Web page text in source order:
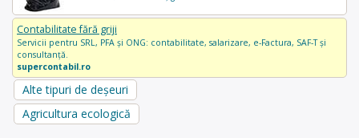
Contabilitate fără griji
Servicii pentru SRL, PFA și ONG: contabilitate, salarizare, e-Factura, SAF-T și
consultanță.
supercontabil.ro
Alte tipuri de deșeuri
Agricultura ecologică